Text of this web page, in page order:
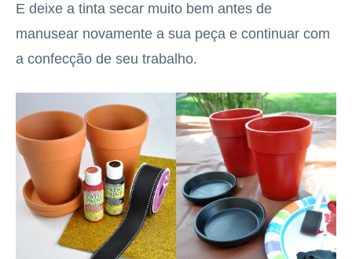
E deixe a tinta secar muito bem antes de
manusear novamente a sua peça e continuar com
a confecção de seu trabalho.